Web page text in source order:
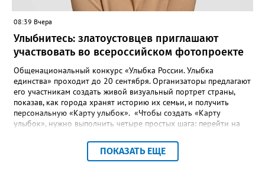
08:39 Вчера
Улыбнитесь: златоустовцев приглашают
участвовать во всероссийском фотопроекте
Общенациональный конкурс «Улыбка России. Улыбка
единства» проходит до 20 сентября. Организаторы предлагают
его участникам создать живой визуальный портрет страны,
показав, как города хранят историю их семьи, и получить
персональную «Карту улыбок». «Чтобы создать «Карту
улыбок», нужно выполнить четыре простых шага: перейти на
улыбок»; загрузить фотографию с улыбкой – подойдёт портрет
одного человека, пары, семьи или нескольких поколений в
ПОКАЗАТЬ ЕЩЕ